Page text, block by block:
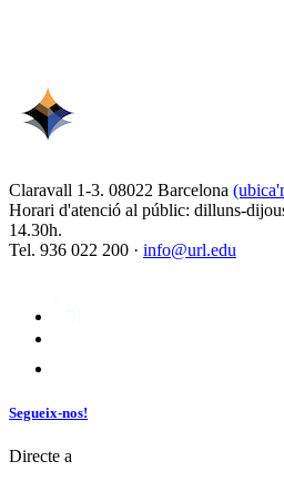
Claravall 1-3. 08022 Barcelona
Horari d'atenció al públic: dilluns-
14.30h.
Tel. 936 022 200 · info@url.edu
Segueix-nos!
Directe a